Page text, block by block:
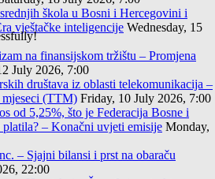
škola u Bosni i Hercegovini i
vještačke inteligencije Wednesday, 15
na finansijskom tržištu – Promjena
July 2026, 7:00
društava iz oblasti telekomunikacija –
mjeseci (TTM) Friday, 10 July 2026, 7:00
od 5,25%, što je Federacija Bosne i
– Konačni uvjeti emisije Monday,
– Sjajni bilansi i prst na obaraču
22:00